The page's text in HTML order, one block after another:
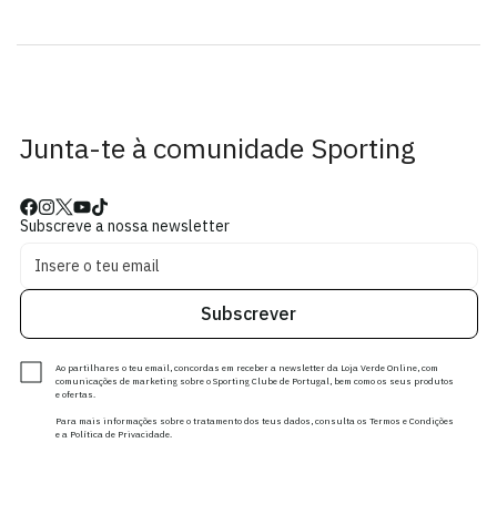
Junta-te à comunidade Sporting
Subscreve a nossa newsletter
Subscrever
Ao partilhares o teu email, concordas em receber a newsletter da Loja Verde Online, com
comunicações de marketing sobre o Sporting Clube de Portugal, bem como os seus produtos
e ofertas.
Para mais informações sobre o tratamento dos teus dados, consulta os Termos e Condições
e a Política de Privacidade.